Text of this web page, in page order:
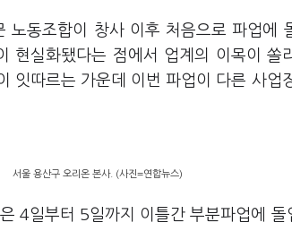
동조합이 창사 이후 처음으로 파업에
현실화됐다는 점에서 업계의 이목이 쏠
잇따르는 가운데 이번 파업이 다른 사업
서울 용산구 오리온 본사. (사진=연합뉴스)
4일부터 5일까지 이틀간 부분파업에 돌